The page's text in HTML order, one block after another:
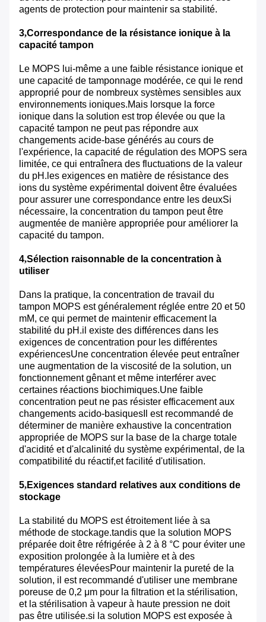
agents de protection pour maintenir sa stabilité.
3,Correspondance de la résistance ionique à la
capacité tampon
Le MOPS lui-même a une faible résistance ionique et
une capacité de tamponnage modérée, ce qui le rend
approprié pour de nombreux systèmes sensibles aux
environnements ioniques.Mais lorsque la force
ionique dans la solution est trop élevée ou que la
capacité tampon ne peut pas répondre aux
changements acide-base générés au cours de
l'expérience, la capacité de régulation des MOPS sera
limitée, ce qui entraînera des fluctuations de la valeur
du pH.les exigences en matière de résistance des
ions du système expérimental doivent être évaluées
pour assurer une correspondance entre les deuxSi
nécessaire, la concentration du tampon peut être
augmentée de manière appropriée pour améliorer la
capacité du tampon.
4,Sélection raisonnable de la concentration à
utiliser
Dans la pratique, la concentration de travail du
tampon MOPS est généralement réglée entre 20 et 50
mM, ce qui permet de maintenir efficacement la
stabilité du pH.il existe des différences dans les
exigences de concentration pour les différentes
expériencesUne concentration élevée peut entraîner
une augmentation de la viscosité de la solution, un
fonctionnement gênant et même interférer avec
certaines réactions biochimiques.Une faible
concentration peut ne pas résister efficacement aux
changements acido-basiquesIl est recommandé de
déterminer de manière exhaustive la concentration
appropriée de MOPS sur la base de la charge totale
d'acidité et d'alcalinité du système expérimental, de la
compatibilité du réactif,et facilité d'utilisation.
5,Exigences standard relatives aux conditions de
stockage
La stabilité du MOPS est étroitement liée à sa
méthode de stockage.tandis que la solution MOPS
préparée doit être réfrigérée à 2 à 8 °C pour éviter une
exposition prolongée à la lumière et à des
températures élevéesPour maintenir la pureté de la
solution, il est recommandé d'utiliser une membrane
poreuse de 0,2 μm pour la filtration et la stérilisation,
et la stérilisation à vapeur à haute pression ne doit
pas être utilisée.si la solution MOPS est exposée à